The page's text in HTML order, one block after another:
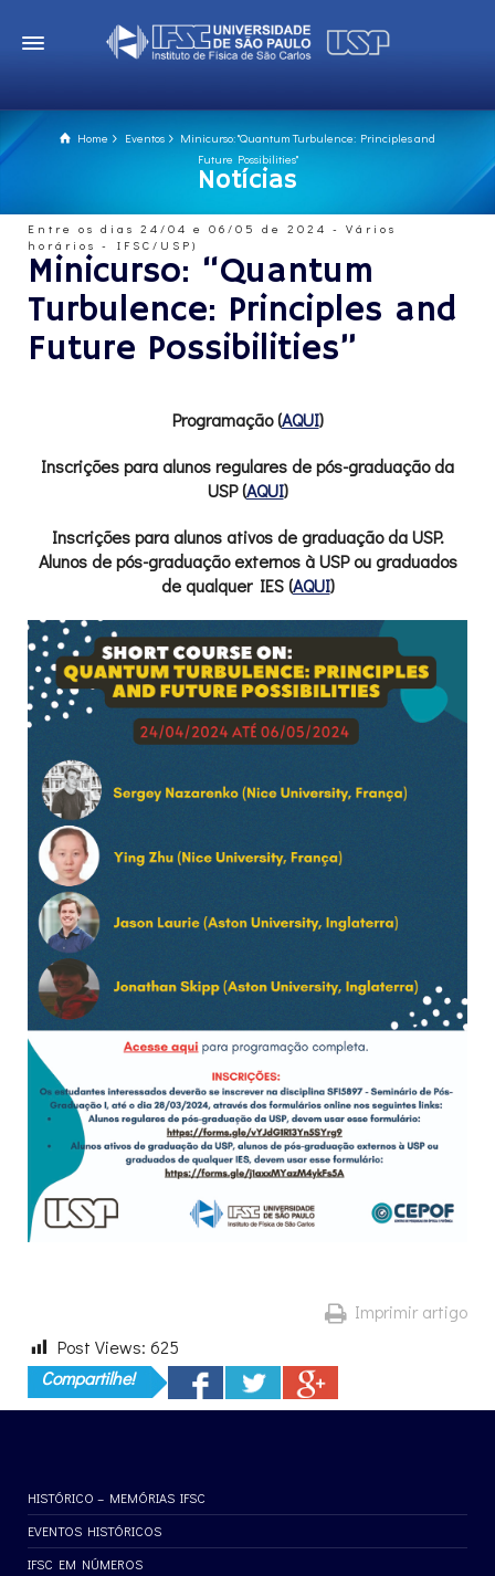
Home Eventos
Minicurso: "Quantum Turbulence: Principles and
Future Possibilities"
Notícias
Entre os dias 24/04 e 06/05 de 2024 - Vários
horários - IFSC/USP)
Minicurso: “Quantum
Turbulence: Principles and
Future Possibilities”
Programação (AQUI)
Inscrições para alunos regulares de pós-graduação da
USP (AQUI)
Inscrições para alunos ativos de graduação da USP.
Alunos de pós-graduaçãoexternos à USP ou graduados
de qualquer IES (AQUI)
Imprimir artigo
Post Views: 625
Compartilhe!
HISTÓRICO – MEMÓRIAS IFSC
EVENTOS HISTÓRICOS
IFSC EM NÚMEROS